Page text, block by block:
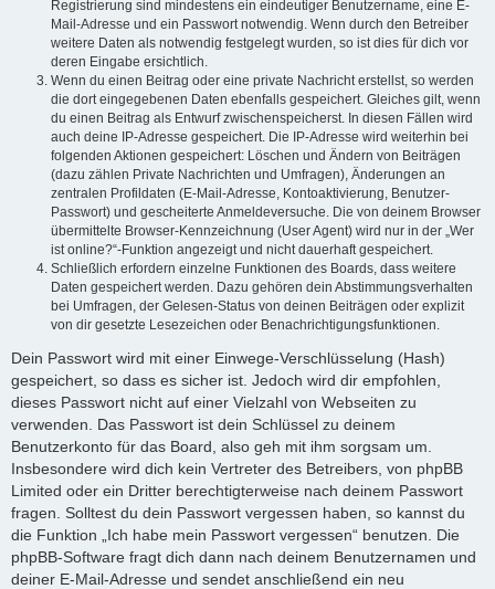
Registrierung sind mindestens ein eindeutiger Benutzername, eine E-
Mail-Adresse und ein Passwort notwendig. Wenn durch den Betreiber
weitere Daten als notwendig festgelegt wurden, so ist dies für dich vor
deren Eingabe ersichtlich.
Wenn du einen Beitrag oder eine private Nachricht erstellst, so werden
die dort eingegebenen Daten ebenfalls gespeichert. Gleiches gilt, wenn
du einen Beitrag als Entwurf zwischenspeicherst. In diesen Fällen wird
auch deine IP-Adresse gespeichert. Die IP-Adresse wird weiterhin bei
folgenden Aktionen gespeichert: Löschen und Ändern von Beiträgen
(dazu zählen Private Nachrichten und Umfragen), Änderungen an
zentralen Profildaten (E-Mail-Adresse, Kontoaktivierung, Benutzer-
Passwort) und gescheiterte Anmeldeversuche. Die von deinem Browser
übermittelte Browser-Kennzeichnung (User Agent) wird nur in der „Wer
ist online?“-Funktion angezeigt und nicht dauerhaft gespeichert.
Schließlich erfordern einzelne Funktionen des Boards, dass weitere
Daten gespeichert werden. Dazu gehören dein Abstimmungsverhalten
bei Umfragen, der Gelesen-Status von deinen Beiträgen oder explizit
von dir gesetzte Lesezeichen oder Benachrichtigungsfunktionen.
Dein Passwort wird mit einer Einwege-Verschlüsselung (Hash)
gespeichert, so dass es sicher ist. Jedoch wird dir empfohlen,
dieses Passwort nicht auf einer Vielzahl von Webseiten zu
verwenden. Das Passwort ist dein Schlüssel zu deinem
Benutzerkonto für das Board, also geh mit ihm sorgsam um.
Insbesondere wird dich kein Vertreter des Betreibers, von phpBB
Limited oder ein Dritter berechtigterweise nach deinem Passwort
fragen. Solltest du dein Passwort vergessen haben, so kannst du
die Funktion „Ich habe mein Passwort vergessen“ benutzen. Die
phpBB-Software fragt dich dann nach deinem Benutzernamen und
deiner E-Mail-Adresse und sendet anschließend ein neu